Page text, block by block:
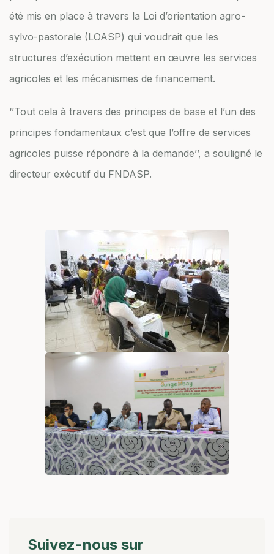
été mis en place à travers la Loi d’orientation agro-
sylvo-pastorale (LOASP) qui voudrait que les
structures d’exécution mettent en œuvre les services
agricoles et les mécanismes de financement.
‘’Tout cela à travers des principes de base et l’un des
principes fondamentaux c’est que l’offre de services
agricoles puisse répondre à la demande’’, a souligné le
directeur exécutif du FNDASP.
Suivez-nous sur